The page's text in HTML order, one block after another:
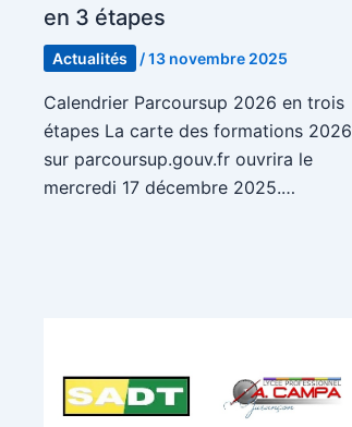
en 3 étapes
Actualités /13 novembre 2025
Calendrier Parcoursup 2026 en trois
étapes La carte des formations 2026
sur parcoursup.gouv.fr ouvrira le
mercredi 17 décembre 2025.…